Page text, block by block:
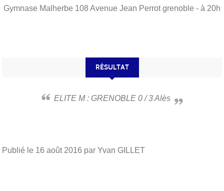
Gymnase Malherbe 108 Avenue Jean Perrot grenoble - à 20h
RÉSULTAT
ELITE M : GRENOBLE 0 / 3 Alès
Publié le 16 août 2016 par Yvan GILLET